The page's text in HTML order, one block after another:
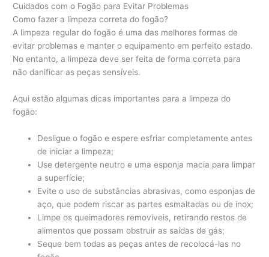
Cuidados com o Fogão para Evitar Problemas
Como fazer a limpeza correta do fogão?
A limpeza regular do fogão é uma das melhores formas de
evitar problemas e manter o equipamento em perfeito estado.
No entanto, a limpeza deve ser feita de forma correta para
não danificar as peças sensíveis.
Aqui estão algumas dicas importantes para a limpeza do
fogão:
Desligue o fogão e espere esfriar completamente antes
de iniciar a limpeza;
Use detergente neutro e uma esponja macia para limpar
a superfície;
Evite o uso de substâncias abrasivas, como esponjas de
aço, que podem riscar as partes esmaltadas ou de inox;
Limpe os queimadores removíveis, retirando restos de
alimentos que possam obstruir as saídas de gás;
Seque bem todas as peças antes de recolocá-las no